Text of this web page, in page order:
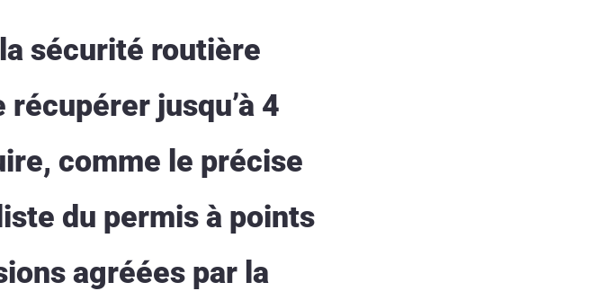
sécurité routière
jusqu’à 4
comme le précise
du permis à points
agréées par la